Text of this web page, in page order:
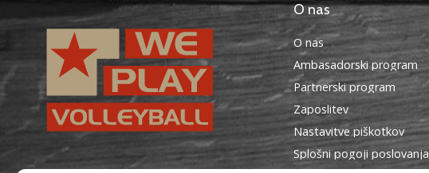
WePlayVolleyball.si
O nas
O nas
Ambasadorski program
Partnerski program
Zaposlitev
Nastavitve piškotkov
Splošni pogoji poslovanja